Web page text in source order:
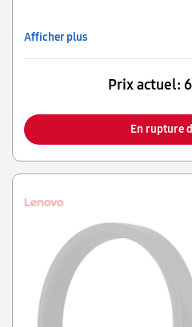
Afficher plus
Prix actuel:
En rupture